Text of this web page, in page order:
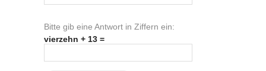
Bitte gib eine Antwort in Ziffern ein:
vierzehn + 13 =